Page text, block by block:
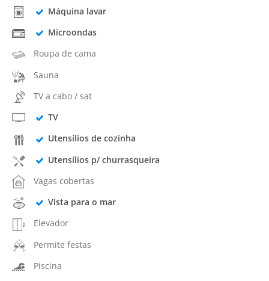
Máquina lavar
Microondas
Roupa de cama
Sauna
TV a cabo / sat
TV
Utensílios de cozinha
Utensílios p/ churrasqueira
Vagas cobertas
Vista para o mar
Elevador
Permite festas
Piscina